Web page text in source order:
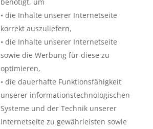
• die Inhalte unserer Internetseite
korrekt auszuliefern,
• die Inhalte unserer Internetseite
sowie die Werbung für diese zu
optimieren,
• die dauerhafte Funktionsfähigkeit
unserer informationstechnologischen
Systeme und der Technik unserer
Internetseite zu gewährleisten sowie